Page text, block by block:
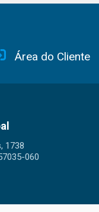
Área do Cliente
1738
060